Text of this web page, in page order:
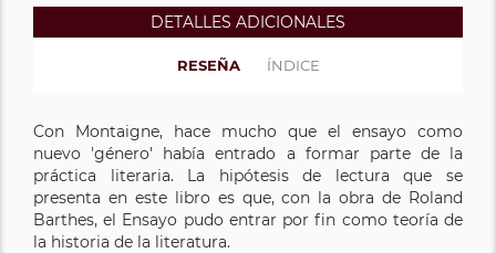
DETALLES ADICIONALES
RESEÑA ÍNDICE
Con Montaigne, hace mucho que el ensayo como
nuevo 'género' había entrado a formar parte de la
práctica literaria. La hipótesis de lectura que se
presenta en este libro es que, con la obra de Roland
Barthes, el Ensayo pudo entrar por fin como teoría de
la historia de la literatura.